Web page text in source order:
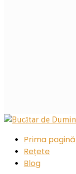
Prima pagină
Rețete
Blog